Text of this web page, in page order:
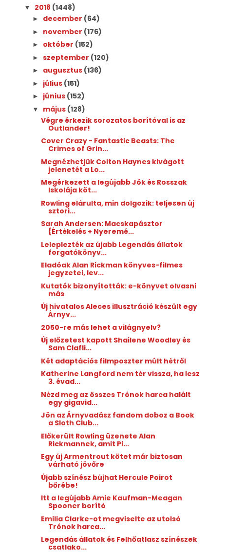
▼ 2018 (1448)
► december (64)
► november (176)
► október (152)
►szeptember (120)
► augusztus (136)
► július (151)
► június (152)
▼ május (128)
Végre érkezik sorozatos borítóval is az
Outlander!
Cover Crazy - Fantastic Beasts: The
Crimes of Grin...
Megnézhetjük Colton Haynes kivágott
jelenetét a Lo...
Megérkezett a legújabb Jók és Rosszak
Iskolája köt...
Rowling elárulta, min dolgozik: teljesen új
sztori...
Sarah Andersen: Macskapásztor
{Értékelés + Nyeremé...
Leleplezték az újabb Legendás állatok
forgatókönyv...
Eladóak Alan Rickman könyves-filmes
jegyzetei, lev...
Kutatók bizonyították: e-könyvet olvasni
más
Új hivatalos Aleces illusztráció készült egy
Árnyv...
2050-re más lehet a világnyelv?
Új előzetest kapott Shailene Woodley és
Sam Clafli...
Két adaptációs filmposzter múlt hétről
Katherine Langford nem tér vissza, ha lesz
3. évad...
Nézd meg az összes Trónok harca halált
egy gigavid...
Jön az Árnyvadász fandom doboz a Book
a Sloth Club...
Előkerült Rowling üzenete Alan
Rickmannek, amit Pi...
Egy új Armentrout kötet már biztosan
várható jövőre
Újabb színész bújhat Hercule Poirot
bőrébe!
Itt a legújabb Amie Kaufman-Meagan
Spooner borító
Emilia Clarke-ot megviselte az utolsó
Trónok harca...
Legendás állatok és Felhőatlasz színészek
csatlako...